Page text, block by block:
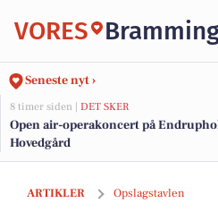
VORES
Seneste nyt ›
8 timer siden | DET SKER
Open air-operakoncert på
Hovedgård
ARTIKLER Opslagstavlen
RealMæglerne Esbjerg og